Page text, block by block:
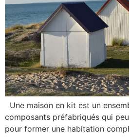
Une maison en kit est un
composants préfabriqués qui
pour former une habitation